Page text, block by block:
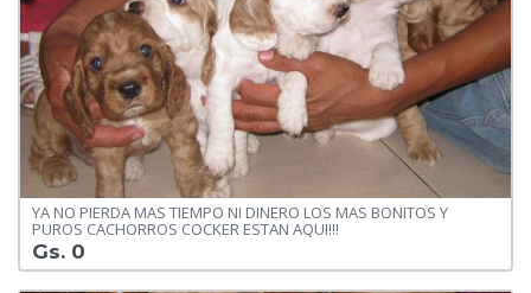
YA NO PIERDA MAS TIEMPO NI DINERO LOS MAS BONITOS Y
PUROS CACHORROS COCKER ESTAN AQUI!!!
Gs. 0